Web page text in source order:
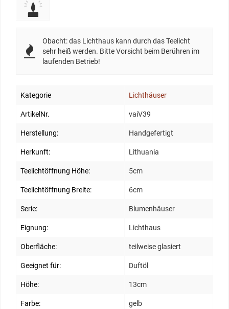
Obacht: das Lichthaus kann durch das Teelicht
sehr heiß werden. Bitte Vorsicht beim Berühren im
laufenden Betrieb!
Kategorie Lichthäuser
ArtikelNr. vaiV39
Herstellung: Handgefertigt
Herkunft: Lithuania
Teelichtöffnung Höhe: 5cm
Teelichtöffnung Breite: 6cm
Serie: Blumenhäuser
Eignung: Lichthaus
Oberfläche: teilweise glasiert
Geeignet für: Duftöl
Höhe: 13cm
Farbe: gelb